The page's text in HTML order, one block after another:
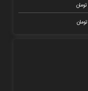
تومان
تومان